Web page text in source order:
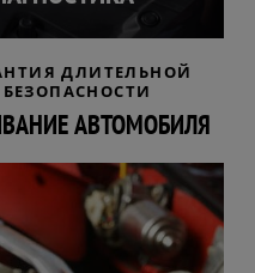
ДЛИТЕЛЬНОЙ
АВТОМОБИЛЯ